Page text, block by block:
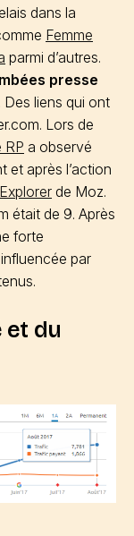
dans la
Femme
parmi d’autres.
presse
liens qui ont
Lors de
RP a observé
et après l’action
de Moz.
était de 9. Après
forte
par
et du